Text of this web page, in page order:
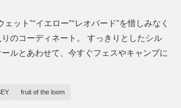
ット”“イエロー”“レオパード”を惜しみなく
のコーディネート。 すっきりとしたシル
ルとあわせて、今すぐフェスやキャンプに
fruit of the loom